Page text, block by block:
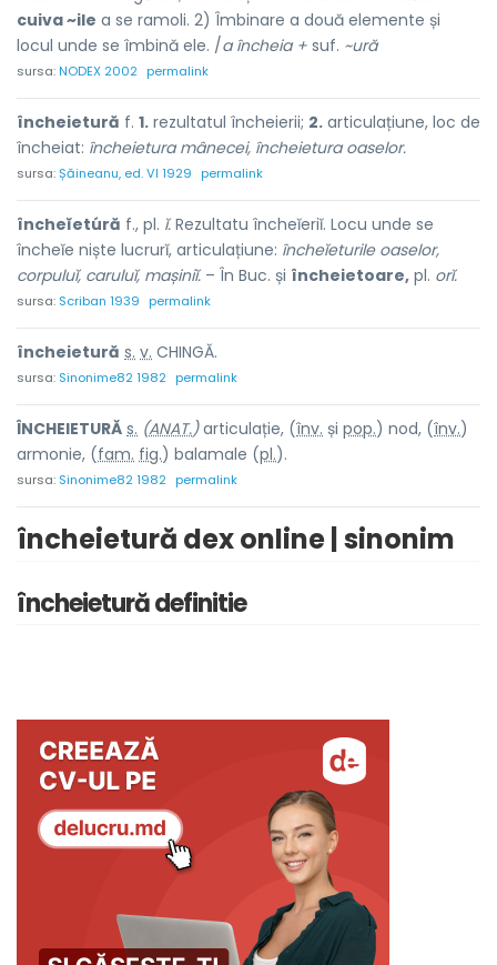
cuiva ~ile a se ramoli. 2) Îmbinare a două elemente și
locul unde se îmbină ele. /a încheia + suf. ~ură
sursa:NODEX 2002 permalink
încheietură f. 1. rezultatul încheierii; 2. articulațiune, loc de
încheiat: încheietura mânecei, încheietura oaselor.
sursa:Șăineanu, ed. VI 1929 permalink
încheĭetúră f., pl. ĭ. Rezultatu încheĭeriĭ. Locu unde se
încheĭe niște lucrurĭ, articulațiune: încheĭeturile oaselor,
corpuluĭ, caruluĭ, mașiniĭ. – În Buc. și încheietoare, pl. orĭ.
sursa: Scriban 1939 permalink
încheietură s. v. CHINGĂ.
sursa: Sinonime82 1982 permalink
ÎNCHEIETURĂ s. (ANAT.)articulație, (înv. și pop.) nod, (înv.)
armonie, (fam. fig.) balamale (pl.).
sursa: Sinonime82 1982 permalink
încheietură dex online | sinonim
încheietură definitie